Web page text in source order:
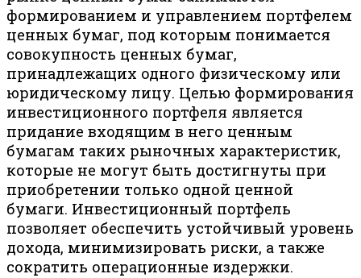
формированием и управлением портфелем
ценных бумаг, под которым понимается
совокупность ценных бумаг,
принадлежащих одного физическому или
юридическому лицу. Целью формирования
инвестиционного портфеля является
придание входящим в него ценным
бумагам таких рыночных характеристик,
которые не могут быть достигнуты при
приобретении только одной ценной
бумаги. Инвестиционный портфель
позволяет обеспечить устойчивый уровень
дохода, минимизировать риски, а также
сократить операционные издержки.